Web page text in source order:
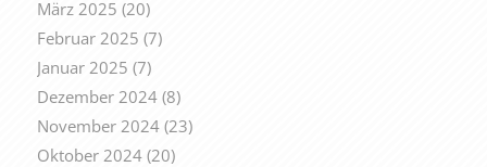
März 2025 (20)
Februar 2025 (7)
Januar 2025 (7)
Dezember 2024(8)
November 2024(23)
Oktober 2024(20)